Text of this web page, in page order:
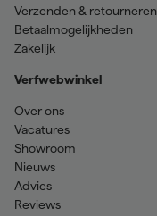
Verzenden & retourneren
Betaalmogelijkheden
Zakelijk
Verfwebwinkel
Over ons
Vacatures
Showroom
Nieuws
Advies
Reviews